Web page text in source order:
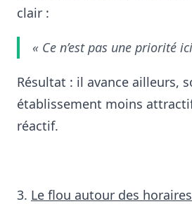
clair :
« Ce n’est pas une priorité
Résultat : il avance ailleurs,
établissement moins
réactif.
3. Le flou autour des